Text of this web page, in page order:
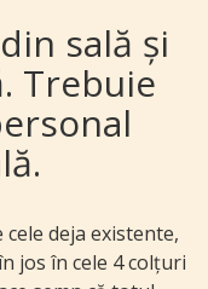
sală și
Trebuie
deja existente,
jos în cele 4 colțuri